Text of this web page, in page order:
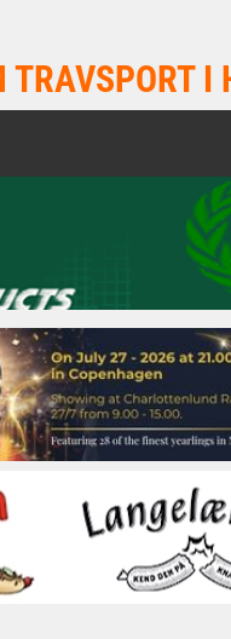
I